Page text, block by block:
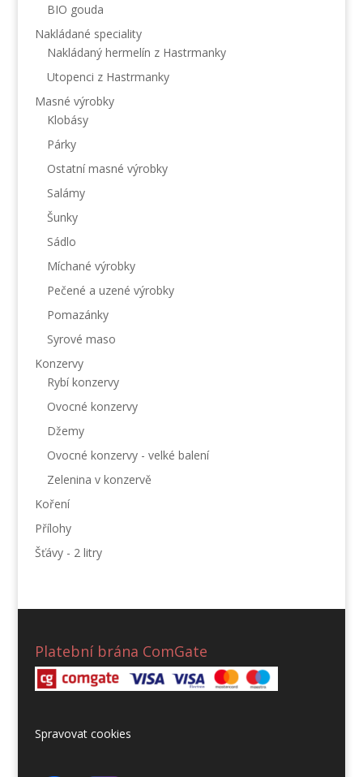
BIO gouda
Nakládané speciality
Nakládaný hermelín z Hastrmanky
Utopenci z Hastrmanky
Masné výrobky
Klobásy
Párky
Ostatní masné výrobky
Salámy
Šunky
Sádlo
Míchané výrobky
Pečené a uzené výrobky
Pomazánky
Syrové maso
Konzervy
Rybí konzervy
Ovocné konzervy
Džemy
Ovocné konzervy - velké balení
Zelenina v konzervě
Koření
Přílohy
Šťávy - 2 litry
Platební brána ComGate
Spravovat cookies